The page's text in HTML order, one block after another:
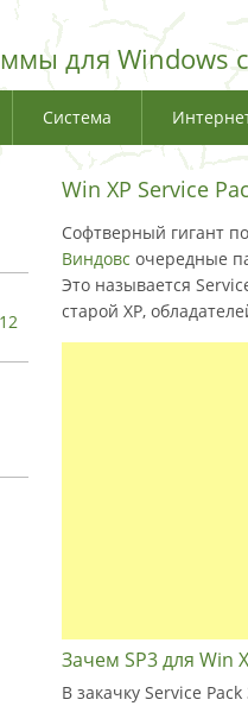
для Windows
Система
Win XP Service
Софтверный гигант
Виндовс очередные
Это называется
старой XP,
Зачем SP3 для Win
В закачку Service